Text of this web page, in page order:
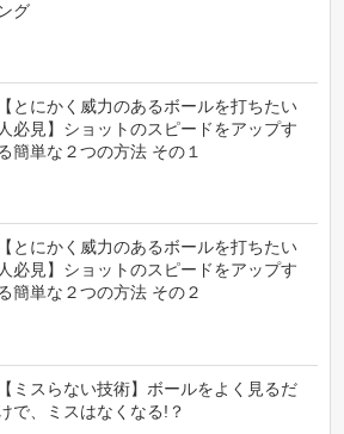
ング
【とにかく威力のあるボールを打ちたい
人必見】ショットのスピードをアップす
簡単な２つの方法 その１
【とにかく威力のあるボールを打ちたい
人必見】ショットのスピードをアップす
簡単な２つの方法 その２
【ミスらない技術】ボールをよく見るだ
で、ミスはなくなる!？